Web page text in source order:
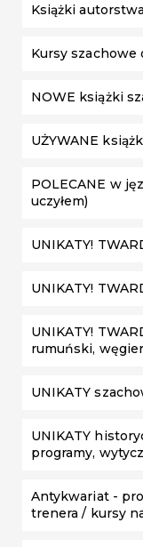
Książki
Kursy szachowe
NOWE książki
UŻYWANE
POLECANE w
uczyłem)
UNIKATY!
UNIKATY!
UNIKATY!
rumuński,
UNIKATY
UNIKATY
programy,
Antykwariat -
trenera / kursy